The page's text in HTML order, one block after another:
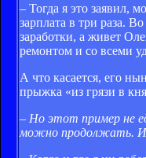
– Тогда я это заявил,
зарплата в три раза.
заработки, а живет
ремонтом и со всеми
А что касается, его
прыжка «из грязи в
– Но этот пример не
можно продолжать. И